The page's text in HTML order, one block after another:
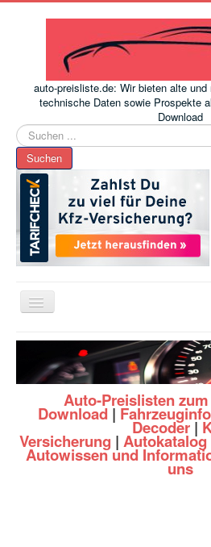
auto-preisliste.de: Wir bieten alte
technische Daten sowie Prospekte
Download
Suchen
...
Suchen
Toggle
Navigation
www.auto-preisliste.de-Auto –
Auto-Preislisten
Download |
Decoder|
Versicherung | Autokatalog
Autowissen und
uns